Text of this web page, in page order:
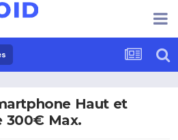
Haut et
300€ Max.